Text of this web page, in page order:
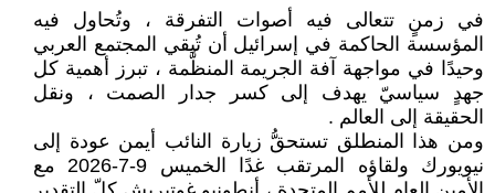
في زمنٍ تتعالى فيه أصوات التفرقة ، وتُحاول فيه
المؤسسة الحاكمة في إسرائيل أن تُبقي المجتمع العربي
وحيدًا في مواجهة آفة الجريمة المنظَّمة ، تبرز أهمية كل
جهدٍ سياسيّ يهدف إلى كسر جدار الصمت ، ونقل
الحقيقة إلى العالم .
ومن هذا المنطلق تستحقُّ زيارة النائب أيمن عودة إلى
نيويورك ولقاؤه المرتقب غدًا الخميس 9-7-2026 مع